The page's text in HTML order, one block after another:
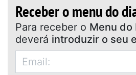
Receber o menu do
Para receber o Menu do
deverá introduzir o seu